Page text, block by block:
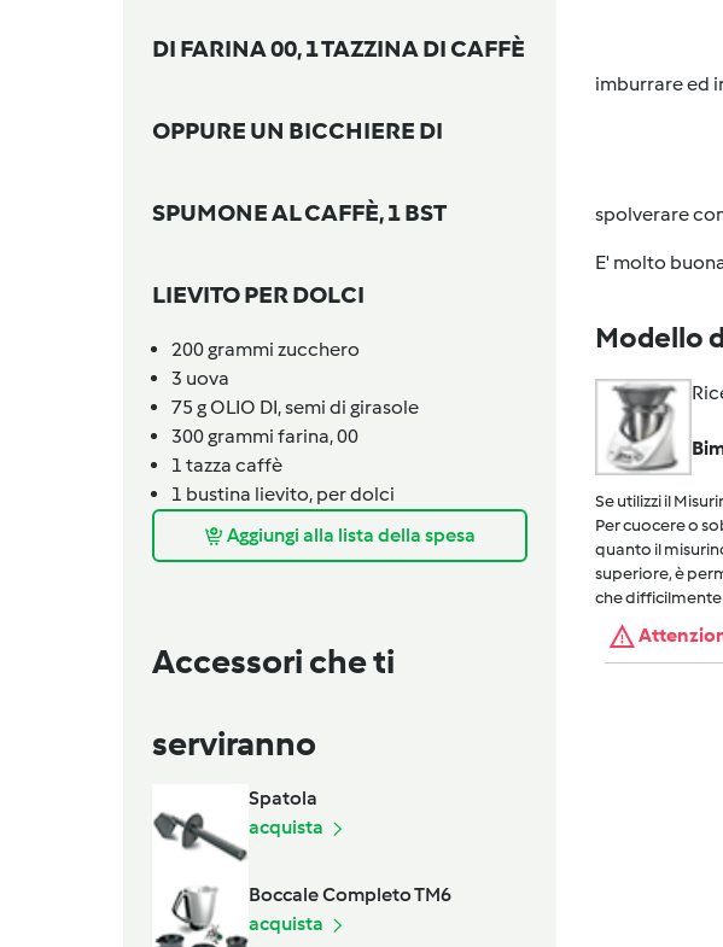
DI FARINA 00, 1 TAZZINA DI CAFFÈ
OPPURE UN BICCHIERE DI
SPUMONE AL CAFFÈ, 1 BST
LIEVITO PER DOLCI
200grammi zucchero
3 uova
75 gOLIO DI,semi di girasole
300grammi farina,00
1 tazza caffè
1 bustina lievito, per dolci
Aggiungi alla lista della spesa
Accessori che ti
serviranno
Spatola
acquista
Boccale Completo TM6
acquista
imburrare ed
spolverare
E' molto
Modello
Se utilizzi il
Per cuocere o
quanto il
superiore, è
che difficilmente